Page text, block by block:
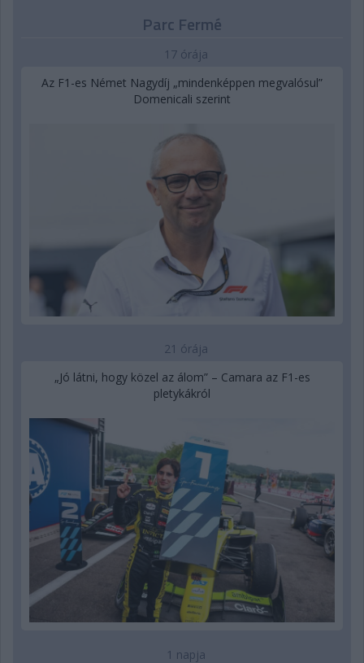
Parc Fermé
17 órája
Az F1-es Német Nagydíj „mindenképpen megvalósul”
Domenicali szerint
21 órája
„Jó látni, hogy közel az álom” – Camara az F1-es
pletykákról
1 napja